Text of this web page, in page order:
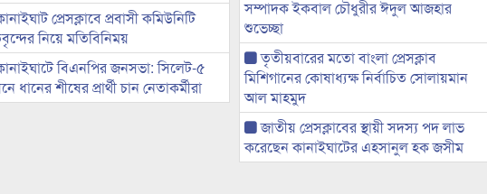
প্রেসক্লাবে প্রবাসী কমিউনিটি
নিয়ে মতিবিনিময়
বিএনপির জনসভা: সিলেট-৫
ধানের শীষের প্রার্থী চান নেতাকর্মীরা
সম্পাদক ইকবাল চৌধুরীর ঈদুল আজহার
শুভেচ্ছা
তৃতীয়বারের মতো বাংলা প্রেসক্লাব
মিশিগানের কোষাধ্যক্ষ নির্বাচিত সোলায়মান
আল মাহমুদ
জাতীয় প্রেসক্লাবের স্থায়ী সদস্য পদ লাভ
করেছেন কানাইঘাটের এহসানুল হক জসীম